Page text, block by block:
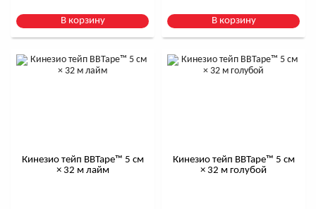
В корзину В корзину
Кинезио тейп BBTape™ 5 см
× 32 м лайм
Кинезио тейп BBTape™ 5 см
× 32 м голубой